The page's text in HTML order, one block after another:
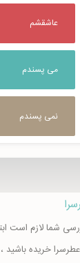
عاشقشم
می پسندم
نمی پسندم
شما لازم است
عطرسرا خریده